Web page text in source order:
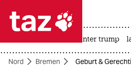
 taz zahl ich
taz zahl ich
usa unter trump
Nord Bremen Geburt &